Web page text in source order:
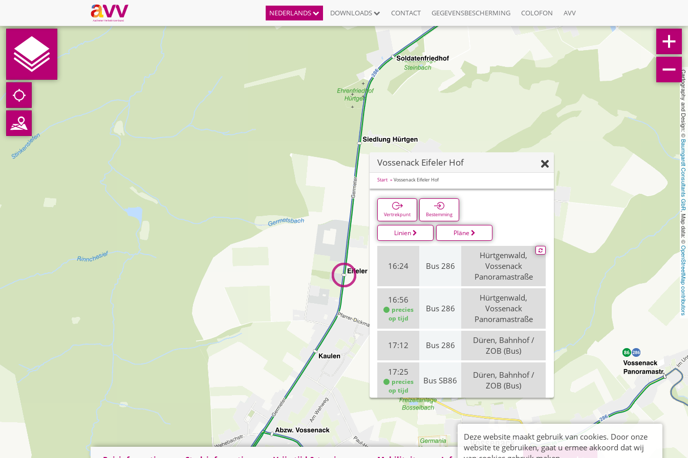
NEDERLANDS DOWNLOADS CONTACT GEGEVENSBESCHERMING COLOFON AVV
Cartography and Design: ©
Baumgardt Consultants GbR
, Map data: ©
OpenStreetMap contributors
Vossenack Eifeler Hof
Start Vossenack Eifeler Hof
Vertrekpunt Bestemming
Linien Pläne
16:24 Bus 286
Hürtgenwald,
Vossenack
Panoramastraße
16:56
precies
op tijd
Bus 286
Hürtgenwald,
Vossenack
Panoramastraße
17:12 Bus 286
Düren, Bahnhof /
ZOB (Bus)
17:25
precies
op tijd
Bus SB86
Düren, Bahnhof /
ZOB (Bus)
17:31
precies
op tijd
Bus 286
Hürtgenwald,
Vossenack
Panoramastraße
Deze website maakt gebruik van cookies. Door onze
website te gebruiken, gaat u ermee akkoord dat wij